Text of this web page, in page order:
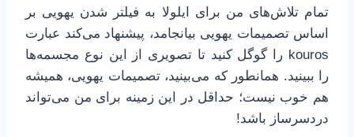
تمام تلاش‌های من برای ایلولا به فیلتر شدن یهویی بر
اساس تصمیمات یهویی بیانجامد، پیشنهاد می‌کند عبارت
kouros را گوگل کنید تا تصویری از این نوع مجسمه‌ها
را ببینید. همانطور که می‌بینید، تصمیمات یهویی، همیشه
هم خوب نیست؛ حداقل در این زمینه برای من می‌تواند
دردسرساز باشد!